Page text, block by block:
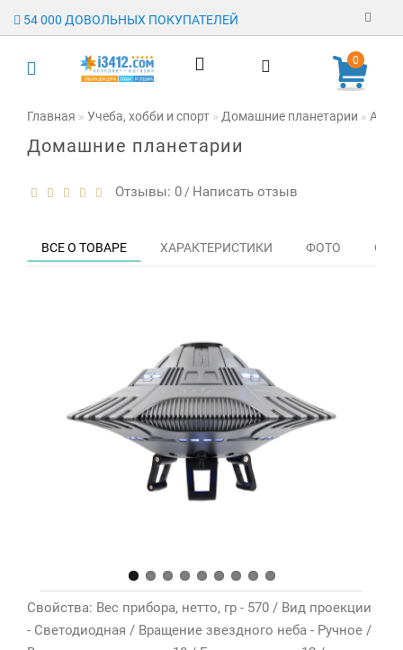
54 000 ДОВОЛЬНЫХ ПОКУПАТЕЛЕЙ
Регистрация
0
Главная Учеба, хобби и спорт Домашние планетарии
Домашние планетарии
Отзывы: 0 / Написать отзыв
ВСЕ О ТОВАРЕ ХАРАКТЕРИСТИКИ ФОТО
Свойства: Вес прибора, нетто, гр - 570 / Вид проекции
- Светодиодная / Вращение звездного неба - Ручное /